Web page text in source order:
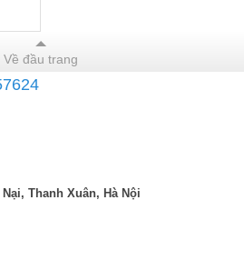
Về đầu trang
Thanh Xuân, Hà Nội